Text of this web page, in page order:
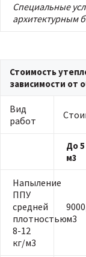
Специальные
архитектурным
Стоимость
зависимости от
Вид
работ
До 5
м3
Напыление
ППУ
средней
плотностью
8-12
кг/м3
м3